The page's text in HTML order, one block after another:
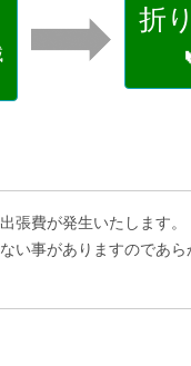
折
張費が発生いたします。
い事がありますのであ